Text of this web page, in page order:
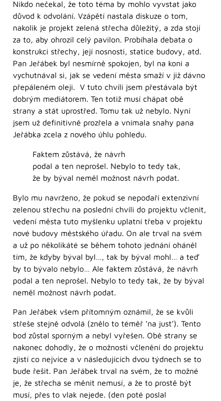
Nikdo nečekal, že toto téma by mohlo vyvstat jako
důvod k odvolání. Vzápětí nastala diskuze o tom,
nakolik je projekt zelená střecha důležitý, a zda stojí
za to, aby ohrozil celý pavilon. Probíhala debata o
konstrukci střechy, její nosnosti, statice budovy, atd.
Pan Jeřábek byl nesmírně spokojen, byl na koni a
vychutnával si, jak se vedení města smaží v již dávno
přepáleném oleji. V tuto chvíli jsem přestávala být
dobrým mediátorem. Ten totiž musí chápat obě
strany a stát uprostřed. Tomu tak už nebylo. Nyní
jsem už definitivně prozřela a vnímala snahy pana
Jeřábka zcela z nového úhlu pohledu.
Faktem zůstává, že návrh
podal a ten neprošel. Nebylo to tedy tak,
že by býval neměl možnost návrh podat.
Bylo mu navrženo, že pokud se nepodaří extenzivní
zelenou střechu na poslední chvíli do projektu včlenit,
vedení města tuto myšlenku uplatní třeba v projektu
nové budovy městského úřadu. On ale trval na svém
a už po několikáté se během tohoto jednání oháněl
tím, že kdyby býval byl…, tak by býval mohl… a teď
by to bývalo nebylo… Ale faktem zůstává, že návrh
podal a ten neprošel. Nebylo to tedy tak, že by býval
neměl možnost návrh podat.
Pan Jeřábek všem přítomným oznámil, že se kvůli
střeše stejně odvolá (znělo to téměř ‘na just’). Tento
bod zůstal sporným a nebyl vyřešen. Obě strany se
nakonec dohodly, že o možnosti včlenění do projektu
zjistí co nejvíce a v následujících dvou týdnech se to
bude řešit. Pan Jeřábek trval na svém, že to možné
je, že střecha se měnit nemusí, a že to prostě být
musí, přes to vlak nejede. (den poté poslal